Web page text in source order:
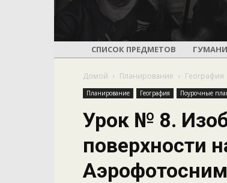
СПИСОК ПРЕДМЕТОВ
Домой Планирование География
Планирование География Поурочные
Урок № 8.
поверхности